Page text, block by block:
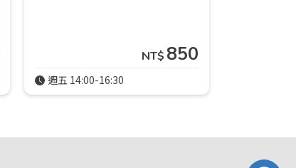
NT$ 850
週五 14:00-16:30